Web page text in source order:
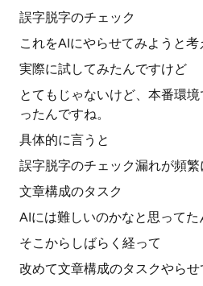
誤字脱字のチェック
これをAIにやらせてみようと考
実際に試してみたんですけど
とてもじゃないけど、本番環
ったんですね。
具体的に言うと
誤字脱字のチェック漏れが頻繁
文章構成のタスク
AIには難しいのかなと思ってた
そこからしばらく経って
改めて文章構成のタスクやらせ